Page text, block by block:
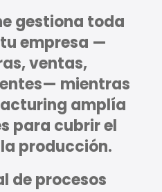
gestiona toda
empresa —
ventas,
mientras
amplía
para cubrir el
producción.
de procesos